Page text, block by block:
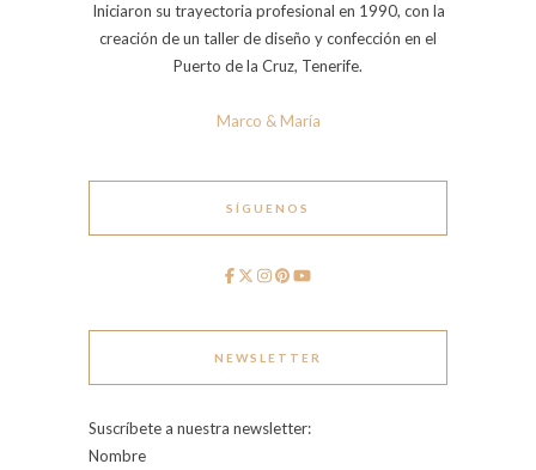
Iniciaron su trayectoria profesional en 1990, con la
creación de un taller de diseño y confección en el
Puerto de la Cruz, Tenerife.
Marco & María
SÍGUENOS
NEWSLETTER
Suscríbete a nuestra newsletter:
Nombre